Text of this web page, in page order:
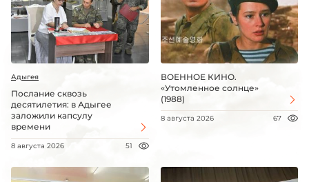
Адыгея
Послание сквозь
десятилетия: в Адыгее
заложили капсулу
времени
8 августа 2026 51
ВОЕННОЕ КИНО.
«Утомленное солнце»
(1988)
8 августа 2026 67